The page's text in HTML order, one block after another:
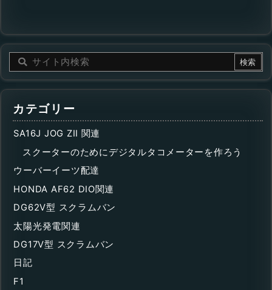
カテゴリー
SA16J JOG ZII 関連
スクーターのためにデジタルタコメーターを作ろう
ウーバーイーツ配達
HONDA AF62 DIO関連
DG62V型 スクラムバン
太陽光発電関連
DG17V型 スクラムバン
日記
F1